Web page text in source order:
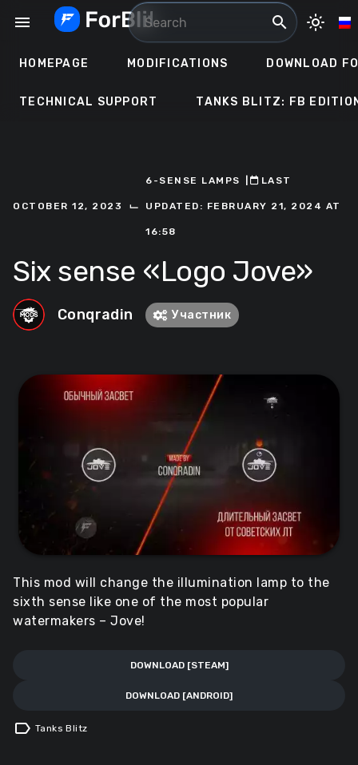
menu search light_mode
HOMEPAGE MODIFICATIONS DOWNLOAD
TECHNICAL SUPPORT TANKS BLITZ: FB
OCTOBER 12, 2023 ⌙
6-SENSE LAMPS ㅤLAST
UPDATED: FEBRUARY 21, 2024 AT
16:58
Six sense «Logo Jove»
Conqradin Участник
This mod will change the illumination lamp to the
sixth sense like one of the most popular
watermakers – Jove!
DOWNLOAD [STEAM]
DOWNLOAD [ANDROID]
label Tanks Blitz